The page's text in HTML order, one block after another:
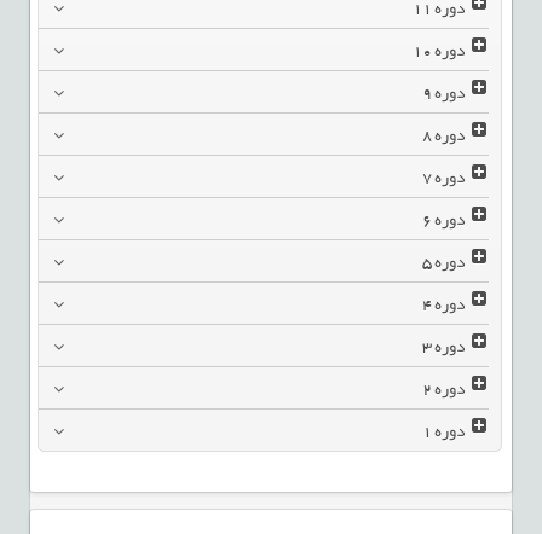
دوره11
دوره10
دوره9
دوره8
دوره7
دوره6
دوره5
دوره4
دوره3
دوره2
دوره1